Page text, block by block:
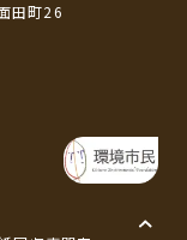
田町26